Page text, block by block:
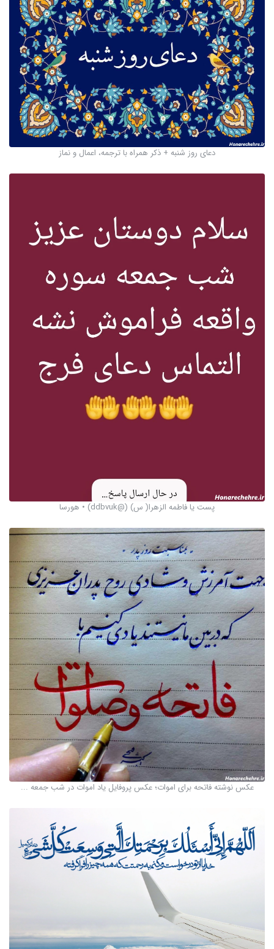
دعای روز شنبه + ذکر همراه با ترجمه، اعمال و نماز
پست یا فاطمه الزهرا( س) (@ddbvuk) • هورسا
عکس نوشته فاتحه برای اموات؛ عکس پروفایل یاد اموات در شب جمعه ...